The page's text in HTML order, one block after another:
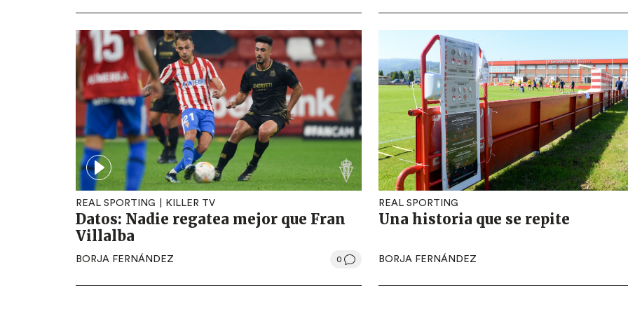
REAL SPORTING KILLER TV
Datos: Nadie regatea mejor que Fran
Villalba
BORJA FERNÁNDEZ 0
REAL SPORTING
Una historia que se repite
BORJA FERNÁNDEZ